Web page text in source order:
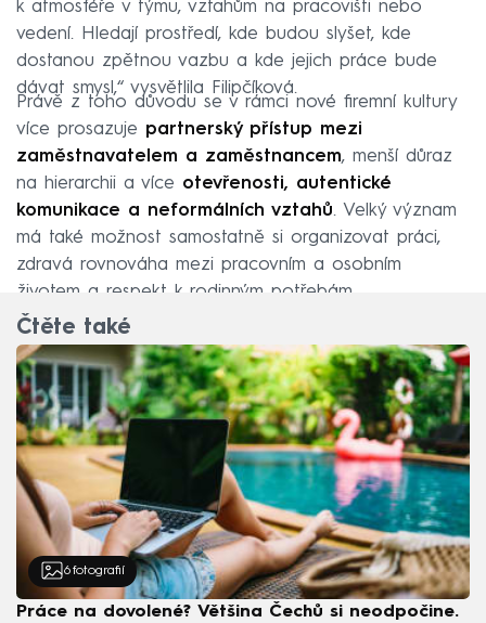
k atmosféře v týmu, vztahům na pracovišti nebo
vedení. Hledají prostředí, kde budou slyšet, kde
dostanou zpětnou vazbu a kde jejich práce bude
dávat smysl,“ vysvětlila Filipčíková.
Právě z toho důvodu se v rámci nové firemní kultury
více prosazuje partnerský přístup mezi
zaměstnavatelem a zaměstnancem, menší důraz
na hierarchii a více otevřenosti, autentické
komunikace a neformálních vztahů. Velký význam
má také možnost samostatně si organizovat práci,
zdravá rovnováha mezi pracovním a osobním
životem a respekt k rodinným potřebám.
Čtěte také
6 fotografií
Práce na dovolené? Většina Čechů si neodpočine.